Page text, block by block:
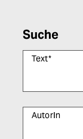
Suche
Text*
AutorIn